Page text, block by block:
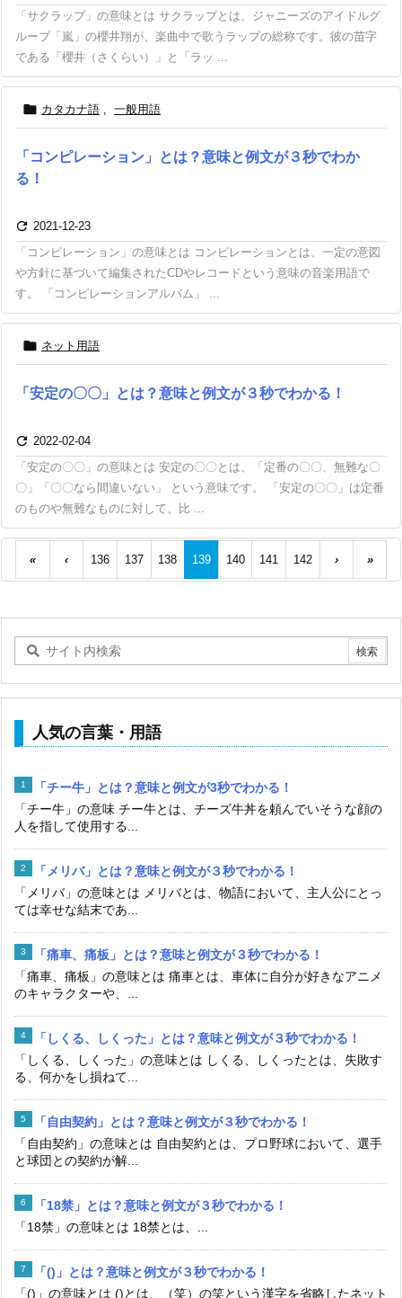
「サクラップ」の意味とは サクラップとは、ジャニーズのアイドルグ
ループ「嵐」の櫻井翔が、楽曲中で歌うラップの総称です。彼の苗字
である「櫻井（さくらい）」と「ラッ ...
 カタカナ語 , 一般用語
「コンピレーション」とは？意味と例文が３秒でわか
る！
 2021-12-23
「コンピレーション」の意味とは コンピレーションとは、一定の意図
や方針に基づいて編集されたCDやレコードという意味の音楽用語で
す。 「コンピレーションアルバム」 ...
 ネット用語
「安定の〇〇」とは？意味と例文が３秒でわかる！
 2022-02-04
「安定の〇〇」の意味とは 安定の〇〇とは、「定番の〇〇、無難な〇
〇」「〇〇なら間違いない」 という意味です。 「安定の〇〇」は定番
のものや無難なものに対して、比 ...
« ‹ 136 137 138 139 140 141 142 › »
人気の言葉・用語
「チー牛」とは？意味と例文が3秒でわかる！
「チー牛」の意味 チー牛とは、チーズ牛丼を頼んでいそうな顔の
人を指して使用する...
「メリバ」とは？意味と例文が３秒でわかる！
「メリバ」の意味とは メリバとは、物語において、主人公にとっ
ては幸せな結末であ...
「痛車、痛板」とは？意味と例文が３秒でわかる！
「痛車、痛板」の意味とは 痛車とは、車体に自分が好きなアニメ
のキャラクターや、...
「しくる、しくった」とは？意味と例文が３秒でわかる！
「しくる、しくった」の意味とは しくる、しくったとは、失敗す
る、何かをし損ねて...
「自由契約」とは？意味と例文が３秒でわかる！
「自由契約」の意味とは 自由契約とは、プロ野球において、選手
と球団との契約が解...
「18禁」とは？意味と例文が３秒でわかる！
「18禁」の意味とは 18禁とは、...
「()」とは？意味と例文が３秒でわかる！
「()」の意味とは ()とは、（笑）の笑という漢字を省略したネット